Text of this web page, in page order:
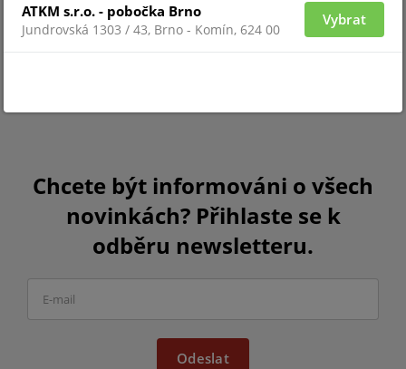
Chcete být informováni o všech
novinkách? Přihlaste se k
odběru newsletteru.
Odeslat
ATKM s.r.o. - pobočka Brno
Jundrovská 1303 / 43, Brno - Komín, 624 00
Vybrat